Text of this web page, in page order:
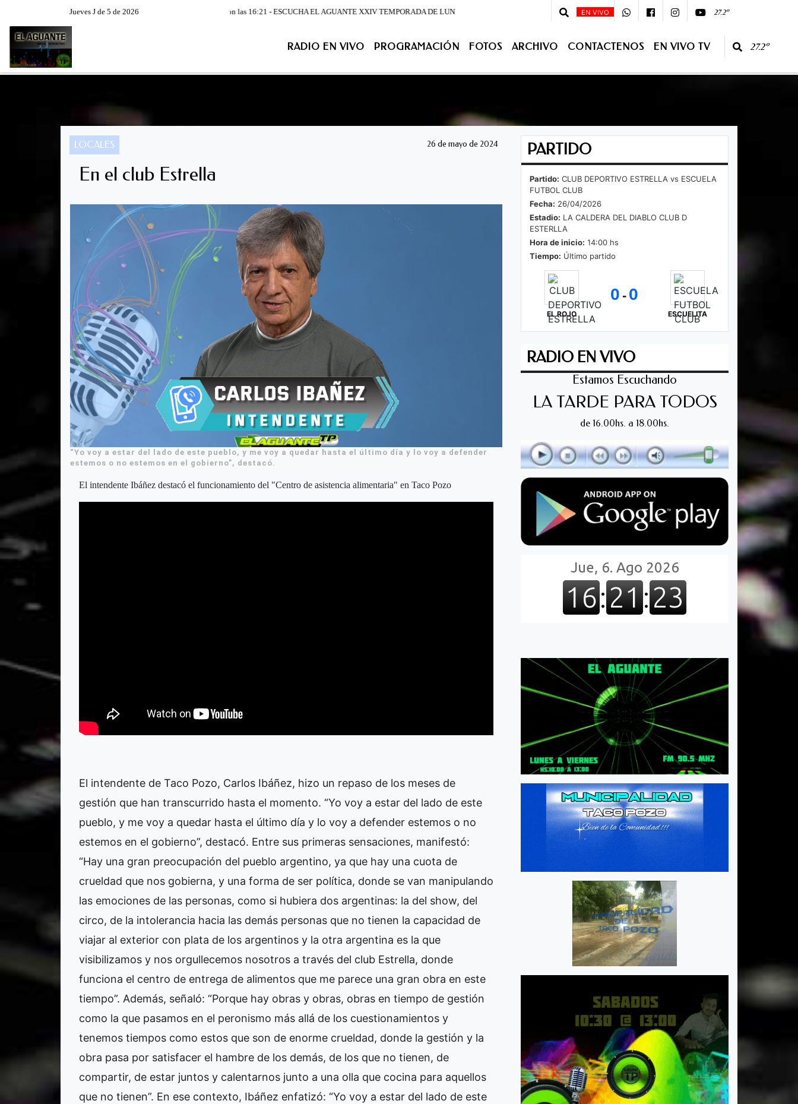
Jueves J de 5 de 2026
Hoy es Jueves 6 de Agosto de 2026 y son las 16:21 - ESCUCHA EL AGUANTE XXIV TEMPORADA DE LUNES A VIERNES DESDE LA 07:00 - 08 :00 - Primera Edición - 10:00 - 13:00 Segunda Edición - CONDUCE:Juan José
EN VIVO 27.2º
PROGRAMACIÓN FOTOS ARCHIVO CONTACTENOS EN VIVO TV
RADIO EN VIVO PROGRAMACIÓN FOTOS ARCHIVO CONTACTENOS EN VIVO TV 27.2º
LOCALES 26 de mayo de 2024
En el club Estrella
“Yo voy a estar del lado de este pueblo, y me voy a quedar hasta el último día y lo voy a defender
estemos o no estemos en el gobierno”, destacó.
El intendente Ibáñez destacó el funcionamiento del "Centro de asistencia alimentaria" en Taco Pozo
El intendente de Taco Pozo, Carlos Ibáñez, hizo un repaso de los meses de
gestión que han transcurrido hasta el momento. “Yo voy a estar del lado de este
pueblo, y me voy a quedar hasta el último día y lo voy a defender estemos o no
estemos en el gobierno”, destacó. Entre sus primeras sensaciones, manifestó:
“Hay una gran preocupación del pueblo argentino, ya que hay una cuota de
crueldad que nos gobierna, y una forma de ser política, donde se van manipulando
las emociones de las personas, como si hubiera dos argentinas: la del show, del
circo, de la intolerancia hacia las demás personas que no tienen la capacidad de
viajar al exterior con plata de los argentinos y la otra argentina es la que
visibilizamos y nos orgullecemos nosotros a través del club Estrella, donde
funciona el centro de entrega de alimentos que me parece una gran obra en este
tiempo”. Además, señaló: “Porque hay obras y obras, obras en tiempo de gestión
como la que pasamos en el peronismo más allá de los cuestionamientos y
tenemos tiempos como estos que son de enorme crueldad, donde la gestión y la
obra pasa por satisfacer el hambre de los demás, de los que no tienen, de
compartir, de estar juntos y calentarnos junto a una olla que cocina para aquellos
que no tienen”. En ese contexto, Ibáñez enfatizó: “Yo voy a estar del lado de este
PARTIDO
Partido: CLUB DEPORTIVO ESTRELLA vs ESCUELA
FUTBOL CLUB
Fecha: 26/04/2026
Estadio: LA CALDERA DEL DIABLO CLUB D
ESTERLLA
Hora de inicio: 14:00 hs
Tiempo: Último partido
EL ROJO
0 - 0
ESCUELITA
RADIO EN VIVO
Estamos Escuchando
LA TARDE PARA TODOS
de 16.00hs. a 18.00hs.